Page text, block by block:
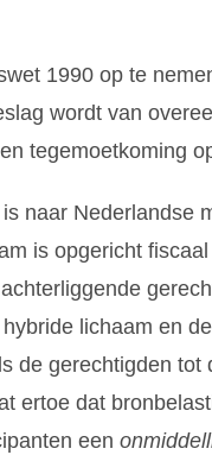
1990 op te
wordt van
tegemoetkoming
naar Nederlandse
is opgericht
lichaam en
de gerechtigden
ertoe dat
een